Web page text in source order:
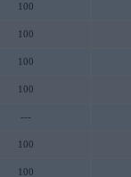
100
100
100
100
---
100
100